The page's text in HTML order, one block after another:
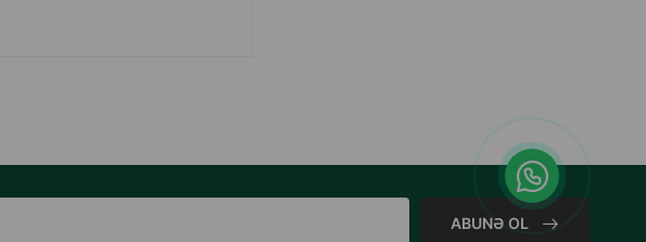
ABUNƏ OL